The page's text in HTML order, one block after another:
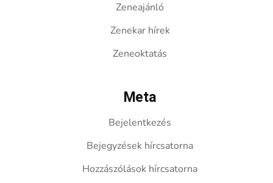
Zeneajánló
Zenekar hírek
Zeneoktatás
Meta
Bejelentkezés
Bejegyzések hírcsatorna
Hozzászólások hírcsatorna